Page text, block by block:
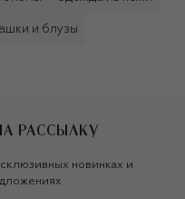
и блузы
РАССЫЛКУ
новинках и